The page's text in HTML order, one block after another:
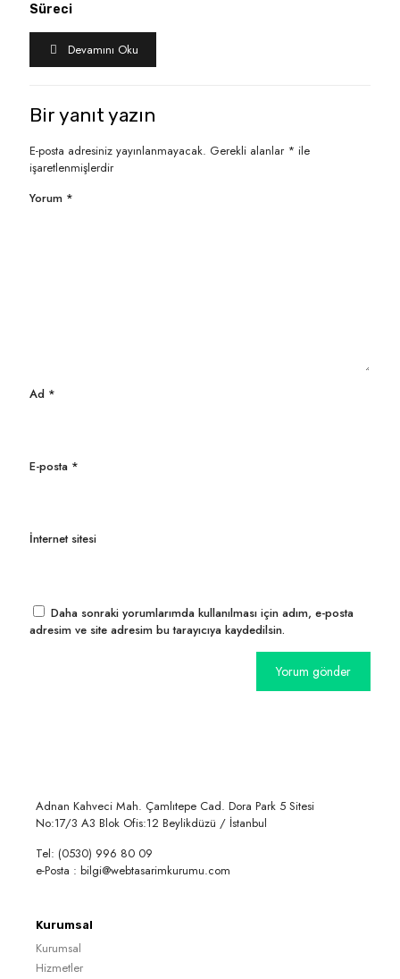
Süreci
Devamını Oku
Bir yanıt yazın
E-posta adresiniz yayınlanmayacak. Gerekli alanlar * ile
işaretlenmişlerdir
Yorum *
Ad *
E-posta *
İnternet sitesi
Daha sonraki yorumlarımda kullanılması için adım, e-posta
adresim ve site adresim bu tarayıcıya kaydedilsin.
Adnan Kahveci Mah. Çamlıtepe Cad. Dora Park 5 Sitesi
No:17/3 A3 Blok Ofis:12 Beylikdüzü / İstanbul
Tel: (0530) 996 80 09
e-Posta : bilgi@webtasarimkurumu.com
Kurumsal
Kurumsal
Hizmetler